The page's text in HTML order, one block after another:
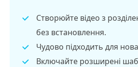
Створюйте відео з
без встановлення.
Чудово підходить для
Включайте розширені